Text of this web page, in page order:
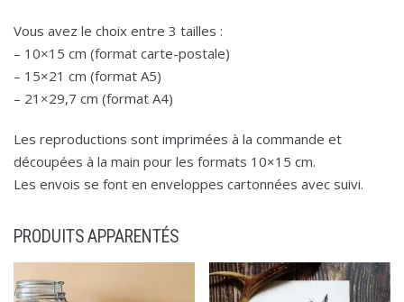
Vous avez le choix entre 3 tailles :
– 10×15 cm (format carte-postale)
– 15×21 cm (format A5)
– 21×29,7 cm (format A4)
Les reproductions sont imprimées à la commande et
découpées à la main pour les formats 10×15 cm.
Les envois se font en enveloppes cartonnées avec suivi.
PRODUITS APPARENTÉS